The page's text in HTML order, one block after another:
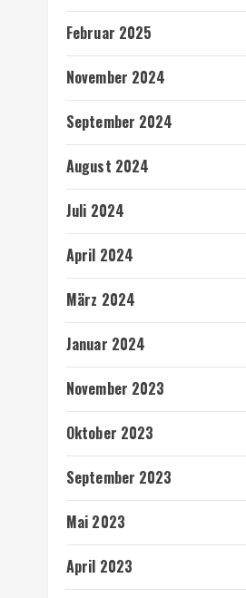
Februar 2025
November 2024
September 2024
August 2024
Juli 2024
April 2024
März 2024
Januar 2024
November 2023
Oktober 2023
September 2023
Mai 2023
April 2023